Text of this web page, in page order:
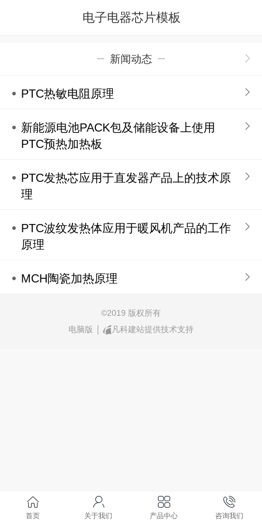
电子电器芯片模板
新闻动态
PTC热敏电阻原理
新能源电池PACK包及储能设备上使用
PTC预热加热板
PTC发热芯应用于直发器产品上的技术原
理
PTC波纹发热体应用于暖风机产品的工作
原理
MCH陶瓷加热原理
©2019 版权所有
电脑版
凡科建站提供技术支持
首页 关于我们 产品中心 咨询我们